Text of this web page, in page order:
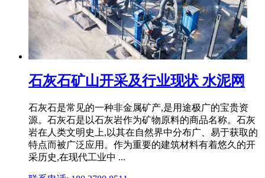
石灰石矿山开采及行业现状 水泥网
石灰石是常见的一种非金属矿产,是用途极广的宝贵资
源。石灰石是以石灰岩作为矿物原料的商品名称。石灰
岩在人类文明史上,以其在自然界中分布广、易于获取的
特点而被广泛应用。作为重要的建筑材料有着悠久的开
采历史,在现代工业中 ...